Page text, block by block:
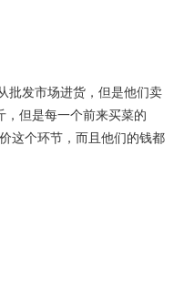
批发市场进货，但是他们卖
，但是每一个前来买菜的
这个环节，而且他们的钱都